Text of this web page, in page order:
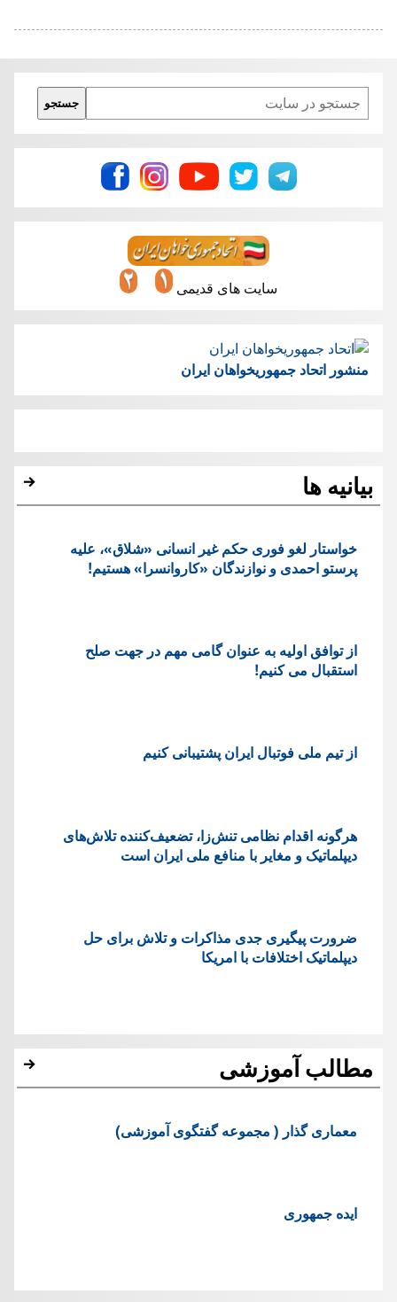
Search
جستجو
سایت های قدیمی
منشور اتحاد جمهوریخواهان ایران
بیانیه ها
خواستار لغو فوری حکم غیر انسانی «شلاق»، علیه
پرستو احمدی و نوازندگان «کاروانسرا» هستیم!
از توافق اولیه به عنوان گامی مهم در جهت صلح
استقبال می کنیم!
از تیم ملی فوتبال ایران پشتیبانی کنیم
هرگونه اقدام نظامی تنش‌زا، تضعیف‌کننده تلاش‌های
دیپلماتیک و مغایر با منافع ملی ایران است
ضرورت پیگیری جدی مذاکرات و تلاش برای حل
دیپلماتیک اختلافات با امریکا
مطالب آموزشی
معماری گذار ( مجموعه گفتگوی آموزشی)
ایده جمهوری